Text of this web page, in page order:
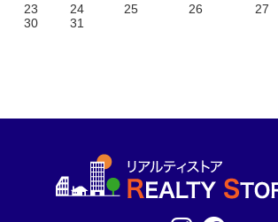
23
24 25 26 27
30
31